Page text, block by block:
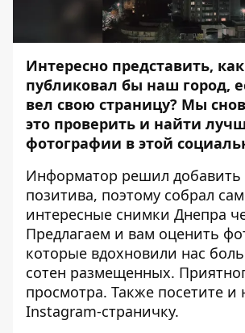
Интересно представить,
публиковал бы наш город,
вел свою страницу? Мы
это проверить и найти
фотографии в этой
Информатор решил добавить
позитива, поэтому собрал
интересные снимки Днепра
Предлагаем и вам оценить
которые вдохновили нас
сотен размещенных.
просмотра. Также посетите и
Instagram-страничку.